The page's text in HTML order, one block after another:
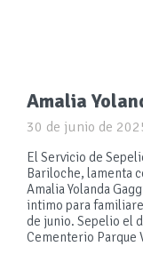
Amalia
30 de junio de
El Servicio de
Bariloche, lamenta
Amalia Yolanda
intimo para
de junio. Sepelio el
Cementerio Parque